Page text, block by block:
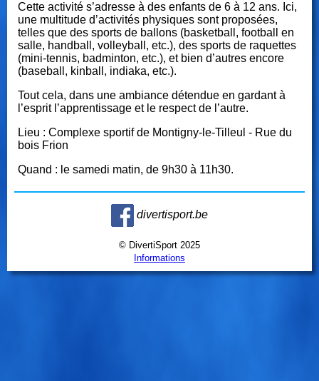
Cette activité s’adresse à des enfants de 6 à 12 ans. Ici,
une multitude d’activités physiques sont proposées,
telles que des sports de ballons (basketball, football en
salle, handball, volleyball, etc.), des sports de raquettes
(mini-tennis, badminton, etc.), et bien d’autres encore
(baseball, kinball, indiaka, etc.).
Tout cela, dans une ambiance détendue en gardant à
l’esprit l’apprentissage et le respect de l’autre.
Lieu : Complexe sportif de Montigny-le-Tilleul - Rue du
bois Frion
Quand : le samedi matin, de 9h30 à 11h30.
divertisport.be
© DivertiSport 2025
Informations